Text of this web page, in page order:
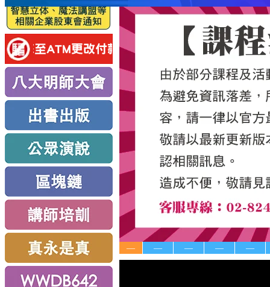
新
思
路
— — — — —